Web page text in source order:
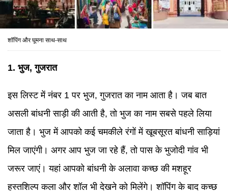
शॉपिंग और घूमना साथ-साथ
1. भुज, गुजरात
इस लिस्ट में नंबर 1 पर भुज, गुजरात का नाम आता है। जब बात
असली बांधनी साड़ी की आती है, तो भुज का नाम सबसे पहले लिया
जाता है। भुज में आपको कई चमकीले रंगों में खूबसूरत बांधनी साड़ियां
मिल जाएंगी। अगर आप भुज जा रहे हैं, तो पास के भुजोदी गांव भी
जरूर जाएं। यहां आपको बांधनी के अलावा कच्छ की मशहूर
हस्तशिल्प कला और शॉल भी देखने को मिलेंगे। शॉपिंग के बाद कच्छ